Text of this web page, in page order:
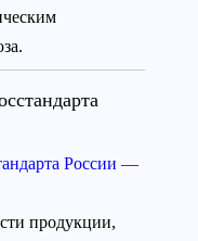
России —
продукции,